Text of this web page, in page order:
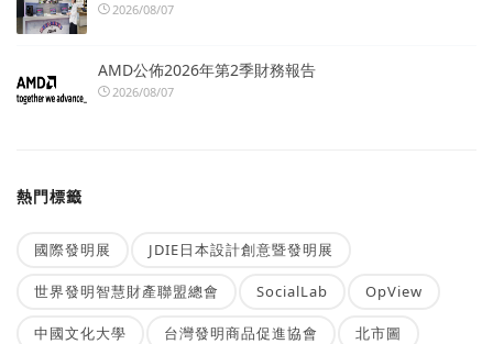
2026/08/07
AMD公佈2026年第2季財務報告
2026/08/07
熱門標籤
國際發明展 JDIE日本設計創意暨發明展
世界發明智慧財產聯盟總會 SocialLab OpView
中國文化大學 台灣發明商品促進協會 北市圖